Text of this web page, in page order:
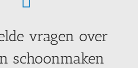
vragen over
schoonmaken